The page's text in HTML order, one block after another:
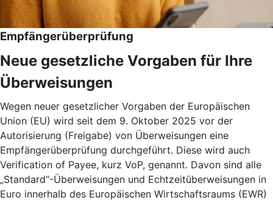
Empfängerüberprüfung
Neue gesetzliche Vorgaben für Ihre
Überweisungen
Wegen neuer gesetzlicher Vorgaben der Europäischen
Union (EU) wird seit dem 9. Oktober 2025 vor der
Autorisierung (Freigabe) von Überweisungen eine
Empfängerüberprüfung durchgeführt. Diese wird auch
Verification of Payee, kurz VoP, genannt. Davon sind alle
„Standard“-Überweisungen und Echtzeitüberweisungen in
Euro innerhalb des Europäischen Wirtschaftsraums (EWR)